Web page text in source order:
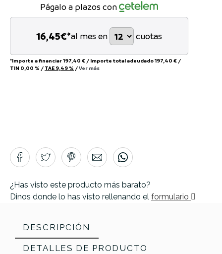
Págalo a plazos con
16,45€*al mes en cuotas
*Importe a financiar197,40 € / Importe total adeudado197,40 € /
TIN 0,00 % / TAE 9,49 % /Ver más
¿Has visto este producto más barato?
Dinos donde lo has visto rellenando el formulario
DESCRIPCIÓN
DETALLES DE PRODUCTO